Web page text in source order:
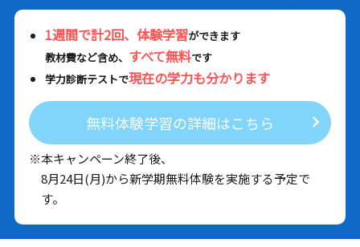
1週間で計2回、体験学習ができます
教材費など含め、 すべて無料です
学力診断テストで現在の学力も分かります
無料体験学習の詳細はこちら
※本キャンペーン終了後、
8月24日(月)から新学期無料体験を実施する予定で
す。